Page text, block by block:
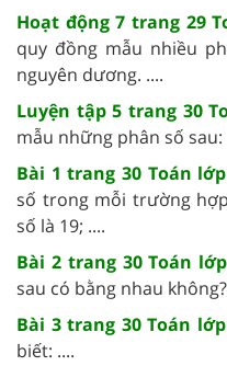
Hoạt động 7 trang 29
quy đồng mẫu nhiều
nguyên dương. ....
Luyện tập 5 trang 30
mẫu những phân số sau:
Bài 1 trang 30 Toán
số trong mỗi trường
số là 19; ....
Bài 2 trang 30 Toán
sau có bằng nhau không?
Bài 3 trang 30 Toán
biết: ....